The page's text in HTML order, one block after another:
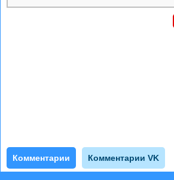
Комментарии Комментарии VK